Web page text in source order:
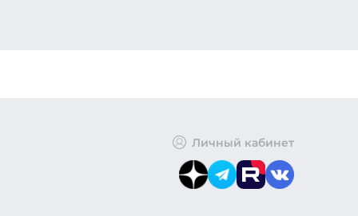
Личный кабинет